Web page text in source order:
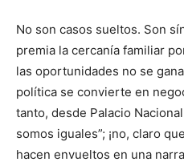
No son casos sueltos. Son
premia la cercanía familiar
las oportunidades no se
política se convierte en
tanto, desde Palacio
somos iguales”; ¡no, claro
hacen envueltos en una